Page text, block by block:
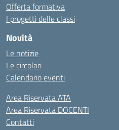
Offerta formativa
I progetti delle classi
Novità
Le notizie
Le circolari
Calendario eventi
Area Riservata ATA
Area Riservata DOCENTI
Contatti